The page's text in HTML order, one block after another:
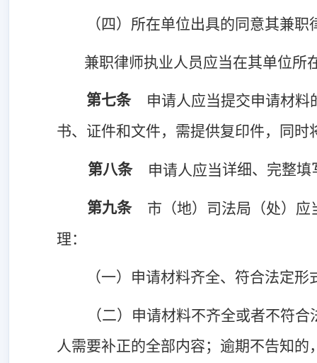
（四）所在单位出具的同意其兼
兼职律师执业人员应当在其单位所
第七条
申请人应当提交申请材
书、证件和文件，需提供复印件，同时
第八条 申请人应当详细、 完整填
第九条
市（地）司法局（处）
理：
（一）申请材料齐全、符合法定形
（二）申请材料不齐全或者不符
人需要补正的全部内容；逾期不告知